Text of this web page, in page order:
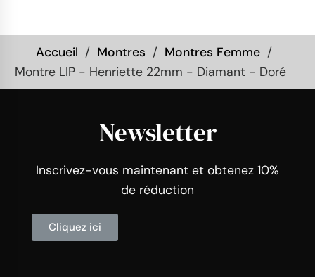
Accueil Montres
Montres Femme
Montre LIP - Henriette 22mm - Diamant - Doré
Newsletter
Inscrivez-vous maintenant et obtenez 10%
de réduction
Cliquez ici